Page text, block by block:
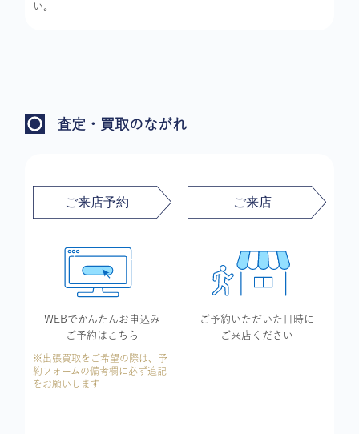
い。
査定・買取のながれ
WEBでかんたんお申込み
ご予約はこちら
※出張買取をご希望の際は、予
約フォームの備考欄に必ず追記
をお願いします
ご予約いただいた 日時に
ご来店ください